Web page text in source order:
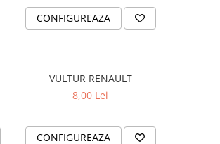
CONFIGUREAZA
VULTUR RENAULT
8,00 Lei
CONFIGUREAZA